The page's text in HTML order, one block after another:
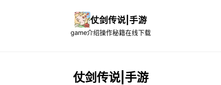
仗剑传说|手游
game介绍操作秘籍在线下载
仗剑传说|手游